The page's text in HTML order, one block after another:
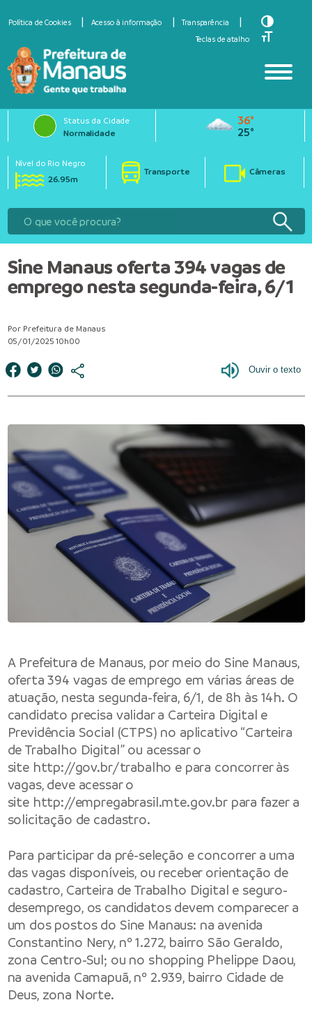
Política de Cookies Acesso à informação
Transparência
Teclas de atalho
Toggle
Toggle
Status da Cidade
Normalidade
36°
25°
Nível do Rio Negro
26.95m
Transporte Câmeras
Sine Manaus oferta 394 vagas de
emprego nesta segunda-feira, 6/1
Por Prefeitura de Manaus
05/01/2025 10h00
A Prefeitura de Manaus, por meio do Sine Manaus,
oferta 394 vagas de emprego em várias áreas de
atuação, nesta segunda-feira, 6/1, de 8h às 14h. O
candidato precisa validar a Carteira Digital e
Previdência Social (CTPS) no aplicativo “Carteira
de Trabalho Digital” ou acessar o
site http://gov.br/trabalho e para concorrer às
vagas, deve acessar o
site http://empregabrasil.mte.gov.brpara fazer a
solicitação de cadastro.
Para participar da pré-seleção e concorrer a uma
das vagas disponíveis, ou receber orientação de
cadastro, Carteira de Trabalho Digital e seguro-
desemprego, os candidatos devem comparecer a
um dos postos do Sine Manaus: na avenida
Constantino Nery, nº 1.272, bairro São Geraldo,
zona Centro-Sul; ou no shopping Phelippe Daou,
na avenida Camapuã, nº 2.939, bairro Cidade de
Deus, zona Norte.